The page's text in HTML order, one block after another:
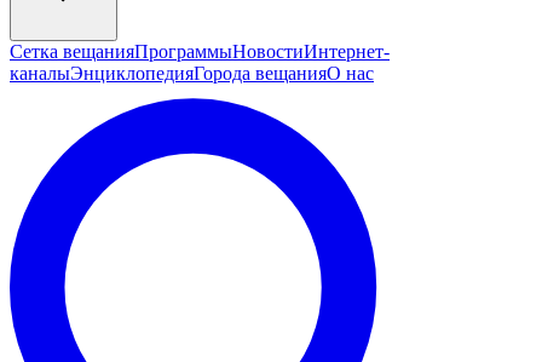
Сетка вещанияПрограммыНовостиИнтернет-
каналыЭнциклопедияГорода вещанияО нас